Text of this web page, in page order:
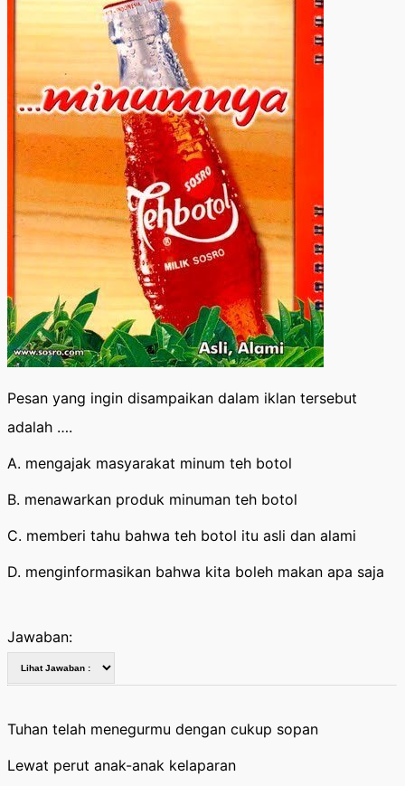
Pesan yang ingin disampaikan dalam iklan tersebut
adalah ….
A. mengajak masyarakat minum teh botol
B. menawarkan produk minuman teh botol
C. memberi tahu bahwa teh botol itu asli dan alami
D. menginformasikan bahwa kita boleh makan apa saja
Jawaban:
Tuhan telah menegurmu dengan cukup sopan
Lewat perut anak-anak kelaparan